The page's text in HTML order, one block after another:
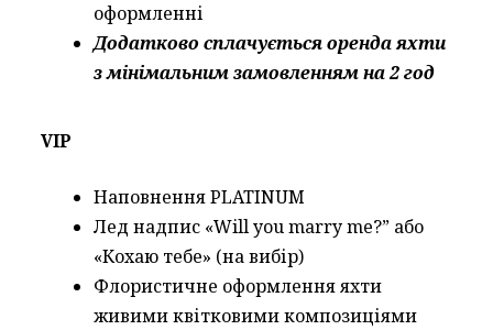
оформленні
Додатково сплачується оренда яхти
з мінімальним замовленням на 2 год
VIP
Наповнення PLATINUM
Лед надпис «Will you marry me?” або
«Кохаю тебе» (на вибір)
Флористичне оформлення яхти
живими квітковими композиціями